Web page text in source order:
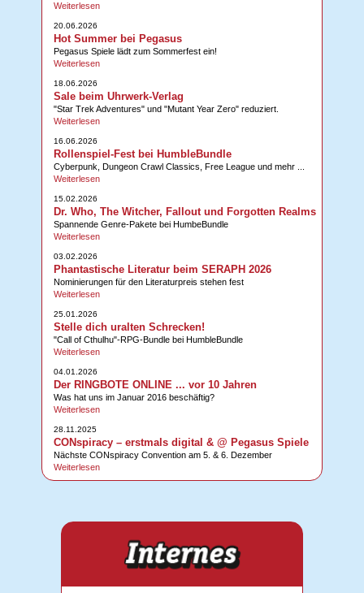
Weiterlesen
20.06.2026
Hot Summer bei Pegasus
Pegasus Spiele lädt zum Sommerfest ein!
Weiterlesen
18.06.2026
Sale beim Uhrwerk-Verlag
"Star Trek Adventures" und "Mutant Year Zero" reduziert.
Weiterlesen
16.06.2026
Rollenspiel-Fest bei HumbleBundle
Cyberpunk, Dungeon Crawl Classics, Free League und mehr ...
Weiterlesen
15.02.2026
Dr. Who, The Witcher, Fallout und Forgotten Realms
Spannende Genre-Pakete bei HumbeBundle
Weiterlesen
03.02.2026
Phantastische Literatur beim SERAPH 2026
Nominierungen für den Literaturpreis stehen fest
Weiterlesen
25.01.2026
Stelle dich uralten Schrecken!
"Call of Cthulhu"-RPG-Bundle bei HumbleBundle
Weiterlesen
04.01.2026
Der RINGBOTE ONLINE ... vor 10 Jahren
Was hat uns im Januar 2016 beschäftig?
Weiterlesen
28.11.2025
CONspiracy – erstmals digital & @ Pegasus Spiele
Nächste CONspiracy Convention am 5. & 6. Dezember
Weiterlesen